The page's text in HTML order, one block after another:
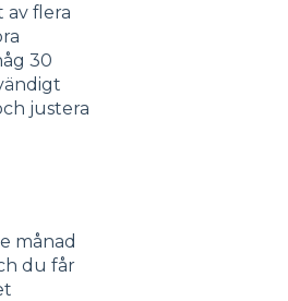
flera
30
justera
månad
du får